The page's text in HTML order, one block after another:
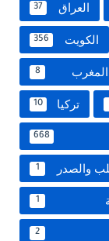
العراق 37
الكويت 356
المغرب 8
تركيا 10
668
والصدر 1
1
2